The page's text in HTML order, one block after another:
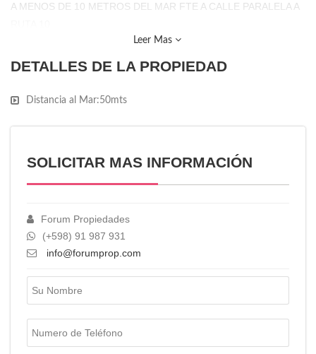
A MENOS DE 10 METROS DEL MAR FTE A CALLE PARALELA A
Leer Mas
DETALLES DE LA PROPIEDAD
Distancia al Mar:50mts
SOLICITAR MAS INFORMACIÓN
Forum Propiedades
(+598) 91 987 931
info@forumprop.com